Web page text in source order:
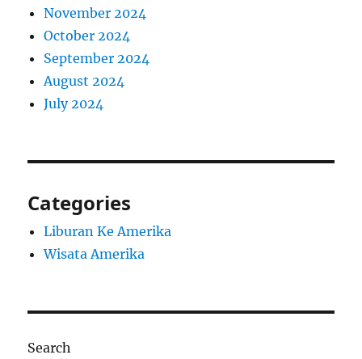
November 2024
October 2024
September 2024
August 2024
July 2024
Categories
Liburan Ke Amerika
Wisata Amerika
Search